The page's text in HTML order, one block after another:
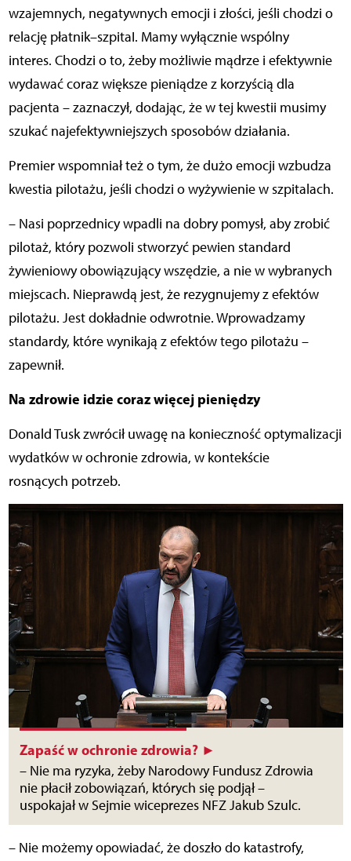
wzajemnych, negatywnych emocji i złości, jeśli chodzi o
relację płatnik–szpitaI. Mamy wyłącznie wspólny
interes. Chodzi o to, żeby możliwie mądrze i efektywnie
wydawać coraz większe pieniądze z korzyścią dla
pacjenta – zaznaczył, dodając, że w tej kwestii musimy
szukać najefektywniejszych sposobów działania.
Premier wspomniał też o tym, że dużo emocji wzbudza
kwestia pilotażu, jeśli chodzi o wyżywienie w szpitalach.
– Nasi poprzednicy wpadli na dobry pomysł, aby zrobić
pilotaż, który pozwoli stworzyć pewien standard
żywieniowy obowiązujący wszędzie, a nie w wybranych
miejscach. Nieprawdą jest, że rezygnujemy z efektów
pilotażu. Jest dokładnie odwrotnie. Wprowadzamy
standardy, które wynikają z efektów tego pilotażu –
zapewnił.
Na zdrowie idzie coraz więcej pieniędzy
Donald Tusk zwrócił uwagę na konieczność optymalizacji
wydatków w ochronie zdrowia, w kontekście
rosnących potrzeb.
Zapaść w ochronie zdrowia? ►
– Nie ma ryzyka, żeby Narodowy Fundusz Zdrowia
nie płacił zobowiązań, których się podjął –
uspokajał w Sejmie wiceprezes NFZ Jakub Szulc.
– Nie możemy opowiadać, że doszło do katastrofy,